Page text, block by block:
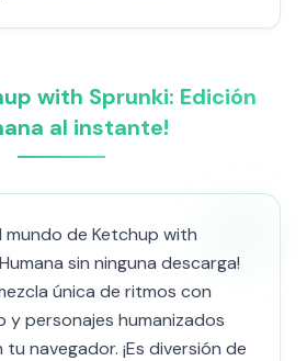
with Sprunki: Edición
al instante!
mundo de Ketchup with
sin ninguna descarga!
única de ritmos con
y personajes humanizados
navegador. ¡Es diversión de